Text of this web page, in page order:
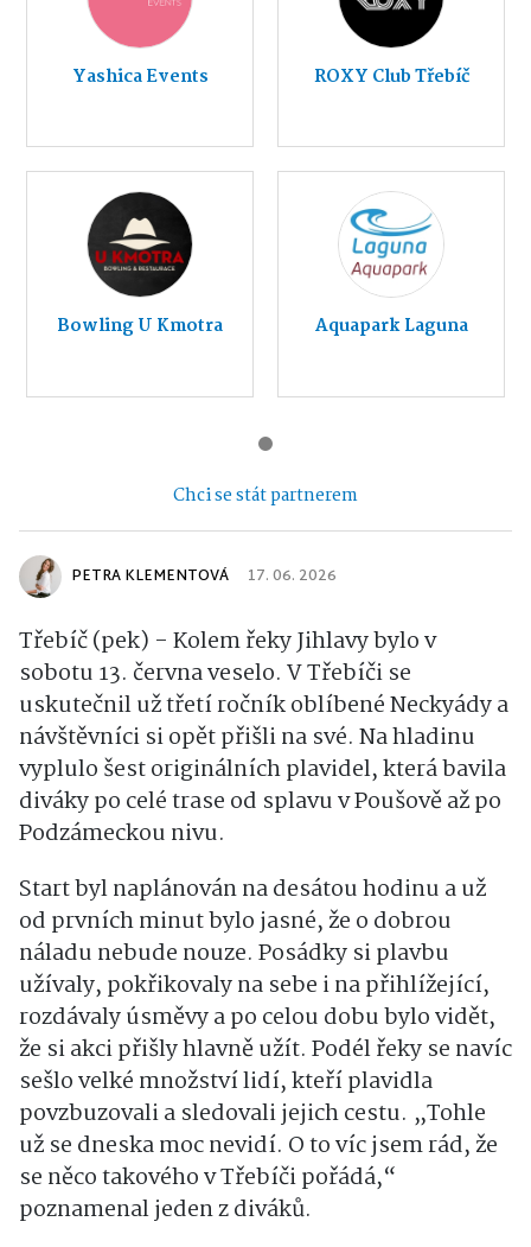
Yashica Events ROXY Club Třebíč
Bowling U Kmotra Aquapark Laguna
Chci se stát partnerem
PETRA KLEMENTOVÁ 17. 06. 2026
Třebíč (pek) - Kolem řeky Jihlavy bylo v
sobotu 13. června veselo. V Třebíči se
uskutečnil už třetí ročník oblíbené Neckyády a
návštěvníci si opět přišli na své. Na hladinu
vyplulo šest originálních plavidel, která bavila
diváky po celé trase od splavu v Poušově až po
Podzámeckou nivu.
Start byl naplánován na desátou hodinu a už
od prvních minut bylo jasné, že o dobrou
náladu nebude nouze. Posádky si plavbu
užívaly, pokřikovaly na sebe i na přihlížející,
rozdávaly úsměvy a po celou dobu bylo vidět,
že si akci přišly hlavně užít. Podél řeky se navíc
sešlo velké množství lidí, kteří plavidla
povzbuzovali a sledovali jejich cestu. „Tohle
už se dneska moc nevidí. O to víc jsem rád, že
se něco takového v Třebíči pořádá,“
poznamenal jeden z diváků.